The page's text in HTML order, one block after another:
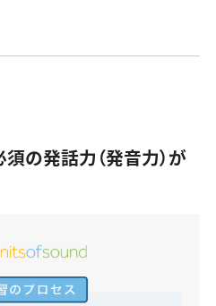
の発話力（発音力）が